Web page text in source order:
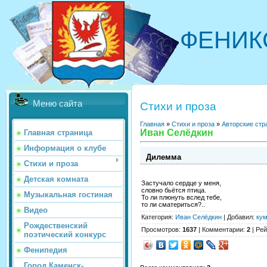
Меню сайта
Главная страница
Информация о клубе
Стихи и проза
Детская комната
Музыкальная гостиная
Видео
Рождественский
поэтический конкурс
Фенипедия
Стихи и проза
Главная » Стихи и проза » Авторские
Иван Селёдкин
Дилемма
Застучало сердце у меня,
словно бьётся птица.
То ли плюнуть вслед тебе,
то ли сматериться?..
Категория: Иван Селёдкин | Добавил:
Просмотров: 1637 | Комментарии: 2 |